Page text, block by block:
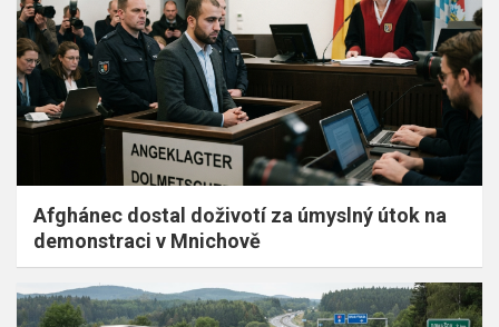
Afghánec dostal doživotí za úmyslný útok na
demonstraci v Mnichově